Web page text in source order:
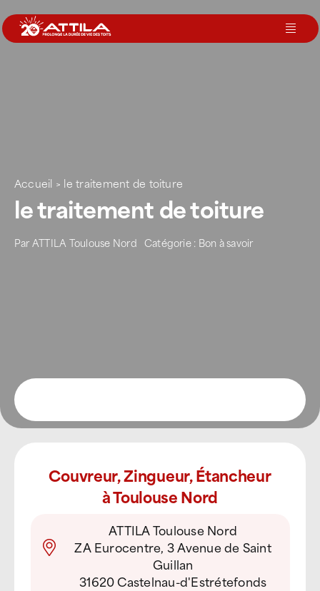
au
contenu
Votre toit
Accueil > le traitement de toiture
le traitement de toiture
ParATTILA Toulouse Nord Catégorie : Bon à savoir
Couvreur, Zingueur, Étancheur
à Toulouse Nord
ATTILA Toulouse Nord
ZA Eurocentre, 3 Avenue de Saint
Guillan
31620 Castelnau-d'Estrétefonds